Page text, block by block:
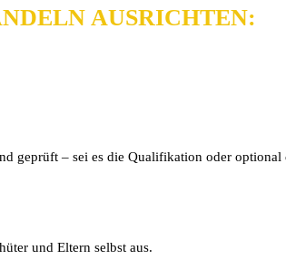
AUSRICHTEN:
geprüft – sei es die Qualifikation oder optional
und Eltern selbst aus.